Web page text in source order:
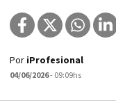
Por iProfesional
04/06/2026- 09:09hs